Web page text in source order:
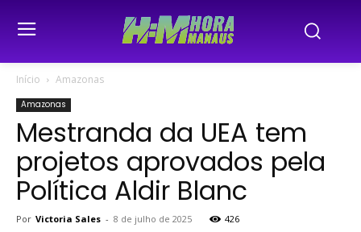
Início Amazonas
Amazonas
Mestranda da UEA tem
projetos aprovados pela
Política Aldir Blanc
Por Victoria Sales - 8 de julho de 2025 426